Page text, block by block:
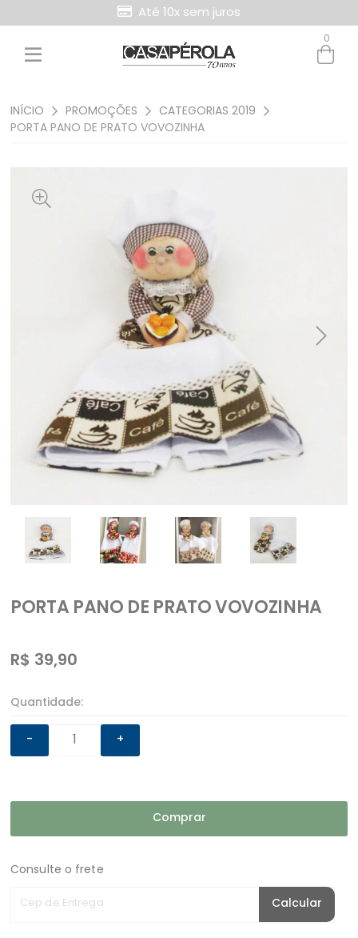
Até 10x sem juros
0
INÍCIO PROMOÇÕES
CATEGORIAS 2019
PORTA PANO DE PRATO VOVOZINHA
PORTA PANO DE PRATO VOVOZINHA
R$ 39,90
Quantidade:
-
+
Comprar
Consulte o frete
Cep de Entrega Calcular